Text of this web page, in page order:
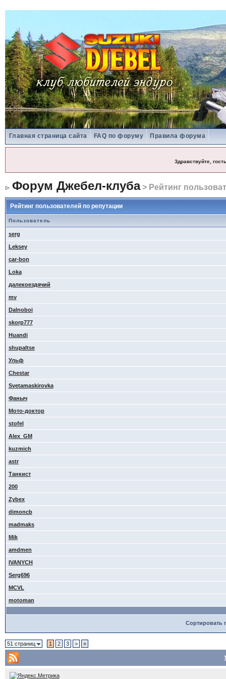
Главная страница сайта FAQ по форуму Правила форума
Здравствуйте, гость
Форум Джебел-клуба> Рейтинг
Рейтинг пользователей по репутации
Пользователь
serg
Leksey
car-bon
Loka
далекоездячий
mv
Dalnoboi
skorp777
Huandi
shupaltse
Ульф
Сhestar
Svetamaskirovka
Фаныч
Мото-доктор
stofel
Alex_GM
kuzmich
astr
Танкист
200
Zybex
dimoncb
madmaks
Mik
amdmen
IVANYCH
Serg696
MCVL
motoman
Сортировать
51 страниц 1 2 3 > »